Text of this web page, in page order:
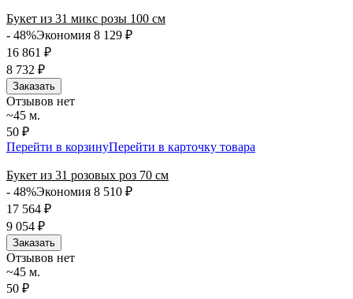
Букет из 31 микс розы 100 см
- 48%Экономия 8 129 ₽
16 861 ₽
8 732 ₽
Заказать
Отзывов нет
~45 м.
50 ₽
Перейти в корзинуПерейти в карточку товара
Букет из 31 розовых роз 70 см
- 48%Экономия 8 510 ₽
17 564 ₽
9 054 ₽
Заказать
Отзывов нет
~45 м.
50 ₽